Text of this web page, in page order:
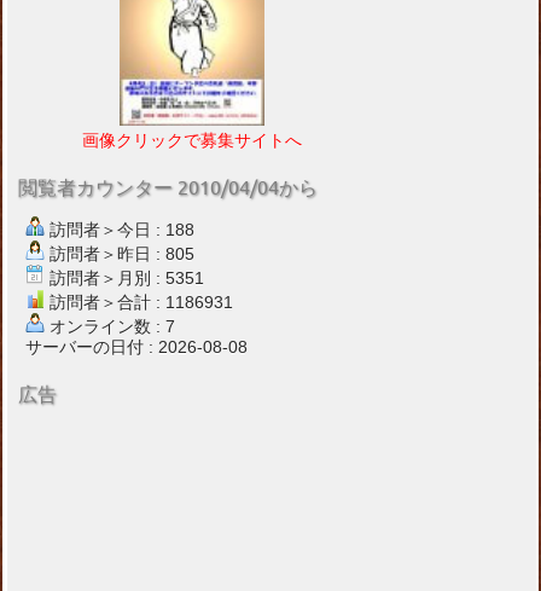
画像クリックで募集サイトへ
閲覧者カウンター 2010/04/04から
訪問者＞今日 : 188
訪問者＞昨日 : 805
訪問者＞月別 : 5351
訪問者＞合計 : 1186931
オンライン数 : 7
サーバーの日付 : 2026-08-08
広告